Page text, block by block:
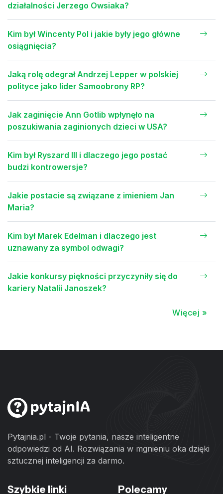
działalności Jerzego Owsiaka?
Kim był Wincenty Pol i jakie były jego główne
osiągnięcia?
Jaką rolę odegrał Andrzej Lepper w polskiej
polityce jako lider Samoobrony RP?
Jak zaginięcie Ann Gotlib wpłynęło na
poszukiwania zaginionych dzieci w USA?
Kim był Ryszard III i dlaczego jego postać
budzi kontrowersje?
Jakie postacie są związane z imieniem Jan
Maria?
Kim był Marek Edelman i dlaczego jest
uznawany za symbol odwagi?
Jakie konkursy piękności przyczyniły się do
kariery Natalii Janoszek?
Więcej »
Pytajnia.pl - Twoje pytania, nasze inteligentne
odpowiedzi od AI. Rozwiązania w mgnieniu oka dzięki
sztucznej inteligencji za darmo.
Szybkie linki Polecamy